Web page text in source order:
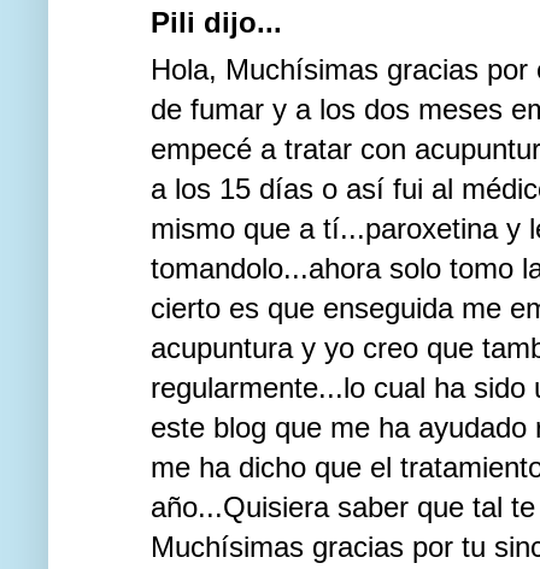
Pili dijo...
Hola, Muchísimas gracias
de fumar y a los dos meses
empecé a tratar con
a los 15 días o así fui al
mismo que a tí...paroxetina y
tomandolo...ahora solo tomo
cierto es que enseguida me
acupuntura y yo creo que
regularmente...lo cual ha
este blog que me ha
me ha dicho que el
año...Quisiera saber que tal
Muchísimas gracias por tu